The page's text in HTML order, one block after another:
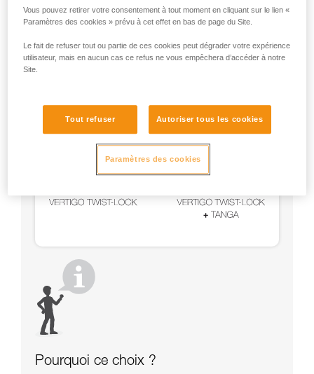
Utilisez un VERTIGO TWIST-LOCK avec un système
de maintien (STRING, TANGA, manchon plastique).
Pourquoi ce choix ?
Vous pouvez retirer votre consentement à tout moment en cliquant sur le lien «
Paramètres des cookies » prévu à cet effet en bas de page du Site.
Le fait de refuser tout ou partie de ces cookies peut dégrader votre expérience
utilisateur, mais en aucun cas ce refus ne vous empêchera d’accéder à notre
Site.
Tout refuser Autoriser tous les cookies
Paramètres des cookies